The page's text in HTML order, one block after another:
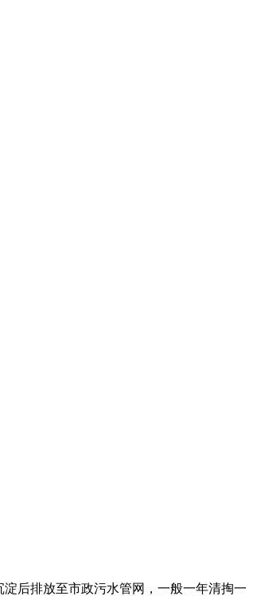
后排放至市政污水管网，一般一年清掏一